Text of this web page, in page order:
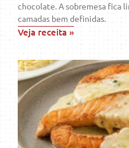
chocolate. A sobremesa fica
camadas bem definidas.
Veja receita »